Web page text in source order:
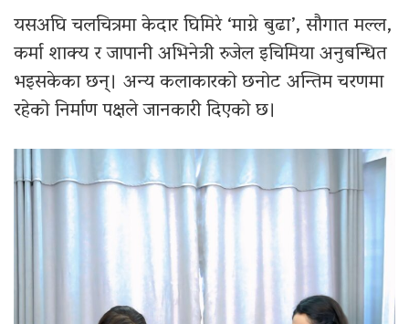
यसअघि चलचित्रमा केदार घिमिरे ‘माग्ने बुढा’, सौगात मल्ल,
कर्मा शाक्य र जापानी अभिनेत्री रुजेल इचिमिया अनुबन्धित
भइसकेका छन्। अन्य कलाकारको छनोट अन्तिम चरणमा
रहेको निर्माण पक्षले जानकारी दिएको छ।